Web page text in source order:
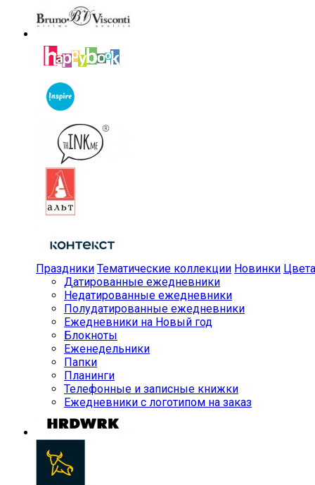
Праздники Тематические коллекции Новинки Цвета
Датированные ежедневники
Недатированные ежедневники
Полудатированные ежедневники
Ежедневники на Новый год
Блокноты
Еженедельники
Папки
Планинги
Телефонные и записные книжки
Ежедневники с логотипом на заказ